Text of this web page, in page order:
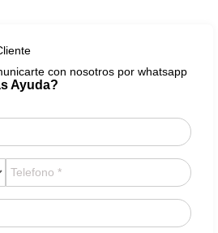
con nosotros por whatsapp
Ayuda?